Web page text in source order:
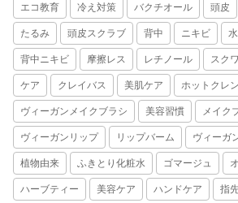
エコ教育 冷え対策 バクチオール 頭皮
たるみ 頭皮スクラブ 背中 ニキビ
背中ニキビ 摩擦レス レチノール スク
ケア クレイバス 美肌ケア ホットクレ
ヴィーガンメイクブラシ 美容習慣 メイク
ヴィーガンリップ リップバーム ヴィーガ
植物由来 ふきとり化粧水 ゴマージュ
ハーブティー 美容ケア ハンドケア 指